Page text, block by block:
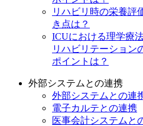
リハビリ時の栄養評
き点は？
ICUにおける理学療
リハビリテーション
ポイントは？
外部システムとの連携
外部システムとの連
電子カルテとの連携
医事会計システムと